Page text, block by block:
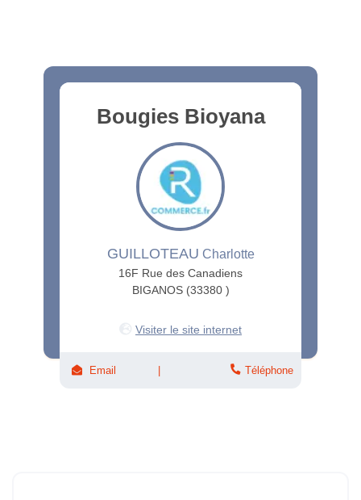
Bougies Bioyana
GUILLOTEAU Charlotte
16F Rue des Canadiens
BIGANOS (33380 )
Visiter le site internet
Email Téléphone